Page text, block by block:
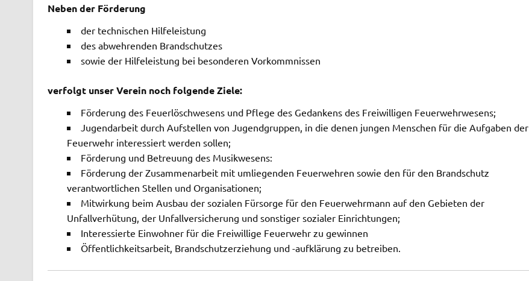
Neben der Förderung
der technischen Hilfeleistung
des abwehrenden Brandschutzes
sowie der Hilfeleistung bei besonderen Vorkommnissen
verfolgt unser Verein noch folgende Ziele:
Förderung des Feuerlöschwesens und Pflege des Gedankens des Freiwilligen Feuerwehrwesens;
Jugendarbeit durch Aufstellen von Jugendgruppen, in die denen jungen Menschen für die Aufgaben der
Feuerwehr interessiert werden sollen;
Förderung und Betreuung des Musikwesens:
Förderung der Zusammenarbeit mit umliegenden Feuerwehren sowie den für den Brandschutz
verantwortlichen Stellen und Organisationen;
Mitwirkung beim Ausbau der sozialen Fürsorge für den Feuerwehrmann auf den Gebieten der
Unfallverhütung, der Unfallversicherung und sonstiger sozialer Einrichtungen;
Interessierte Einwohner für die Freiwillige Feuerwehr zu gewinnen
Öffentlichkeitsarbeit, Brandschutzerziehung und -aufklärung zu betreiben.